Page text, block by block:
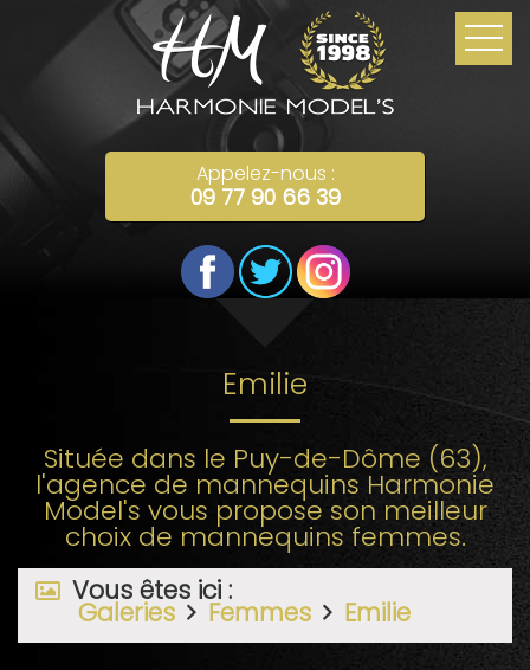
Appelez-nous :
09 77 90 66 39
Emilie
Située dans le Puy-de-Dôme (63),
l'agence de mannequins Harmonie
Model's vous propose son meilleur
choix de mannequins femmes.
Vous êtes ici :
Galeries Femmes Emilie